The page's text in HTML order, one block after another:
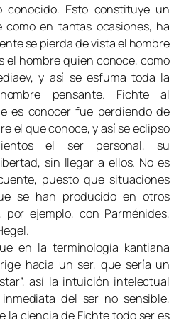
conocido. Esto constituye un
como en tantas ocasiones, ha
se pierda de vista el hombre
el hombre quien conoce, como
y así se esfuma toda la
pensante. Fichte al
es conocer fue perdiendo de
el que conoce, y así se eclipso
el ser personal, su
sin llegar a ellos. No es
puesto que situaciones
se han producido en otros
por ejemplo, con Parménides,
en la terminología kantiana
hacia un ser, que sería un
así la intuición intelectual
del ser no sensible,
la ciencia de Fichte todo ser es